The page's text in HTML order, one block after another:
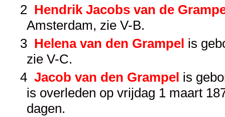
2 Hendrik Jacobs van de
Amsterdam, zie V-B.
3 Helena van den Grampel is
zie V-C.
4 Jacob van den Grampel is
is overleden op vrijdag 1 maart
dagen.